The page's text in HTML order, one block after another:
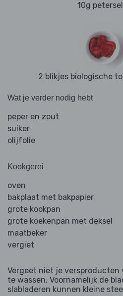
10g
2 blikjes biologische
Wat je verder nodig hebt
peper en zout
suiker
olijfolie
Kookgerei
oven
bakplaat met bakpapier
grote kookpan
grote koekenpan met deksel
maatbeker
vergiet
Vergeet niet je versproducten
te wassen. Voornamelijk de
slabladeren kunnen kleine